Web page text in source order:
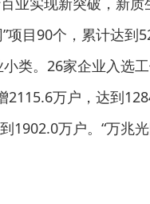
项目90个，累计达
类。26家企业入选
2115.6万户，达到
1902.0万户。“万兆